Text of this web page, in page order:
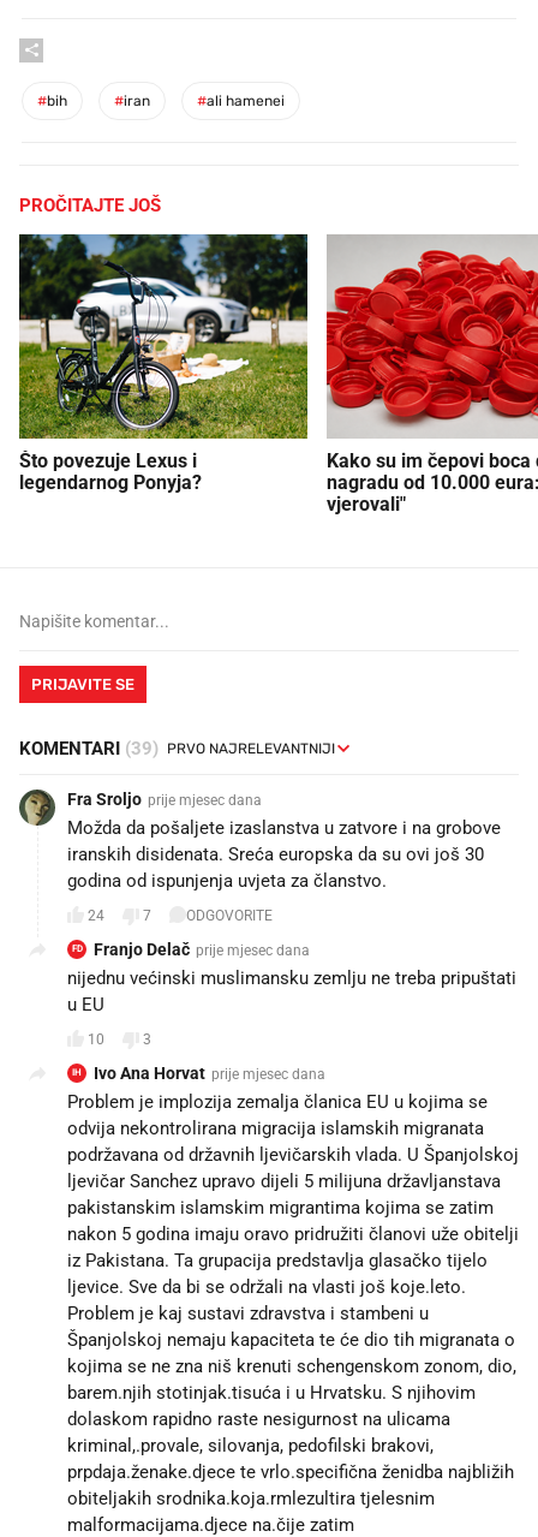
#bih #iran #ali hamenei
PROČITAJTE JOŠ
Što povezuje Lexus i
legendarnog Ponyja?
Kako su im čepovi boca
nagradu od 10.000
vjerovali"
PRIJAVITE SE
KOMENTARI (39)
Fra Sroljo prije mjesec dana
Možda da pošaljete izaslanstva u zatvore i na grobove
iranskih disidenata. Sreća europska da su ovi još 30
godina od ispunjenja uvjeta za članstvo.
24 7 ODGOVORITE
FD Franjo Delač prije mjesec dana
nijednu većinski muslimansku zemlju ne treba pripuštati
u EU
10 3
IH Ivo Ana Horvat prije mjesec dana
Problem je implozija zemalja članica EU u kojima se
odvija nekontrolirana migracija islamskih migranata
podržavana od državnih ljevičarskih vlada. U Španjolskoj
ljevičar Sanchez upravo dijeli 5 milijuna državljanstava
pakistanskim islamskim migrantima kojima se zatim
nakon 5 godina imaju oravo pridružiti članovi uže obitelji
iz Pakistana. Ta grupacija predstavlja glasačko tijelo
ljevice. Sve da bi se održali na vlasti još koje.leto.
Problem je kaj sustavi zdravstva i stambeni u
Španjolskoj nemaju kapaciteta te će dio tih migranata o
kojima se ne zna niš krenuti schengenskom zonom, dio,
barem.njih stotinjak.tisuća i u Hrvatsku. S njihovim
dolaskom rapidno raste nesigurnost na ulicama
kriminal,.provale, silovanja, pedofilski brakovi,
prpdaja.ženake.djece te vrlo.specifična ženidba najbližih
obiteljakih srodnika.koja.rmlezultira tjelesnim
malformacijama.djece na.čije zatim